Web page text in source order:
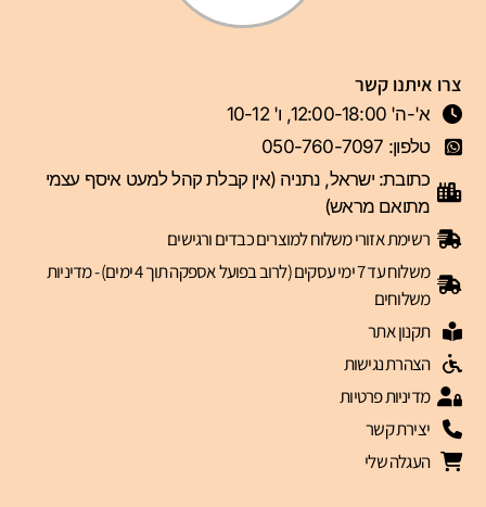
צרו איתנו קשר
א'-ה' 12:00-18:00, ו' 10-12
טלפון: 050-760-7097
כתובת: ישראל, נתניה (אין קבלת קהל למעט איסף עצמי
מתואם מראש)
רשימת אזורי משלוח למוצרים כבדים ורגישים
משלוח עד 7 ימי עסקים (לרוב בפועל אספקה תוך 4 ימים) - מדיניות
משלוחים
תקנון אתר
הצהרת נגישות
מדיניות פרטיות
יצירת קשר
העגלה שלי